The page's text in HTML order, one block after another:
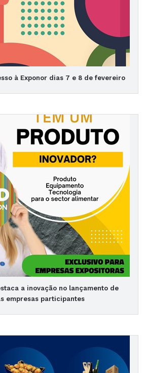
à Exponor dias 7 e 8 de fevereiro
a inovação no lançamento de
empresas participantes